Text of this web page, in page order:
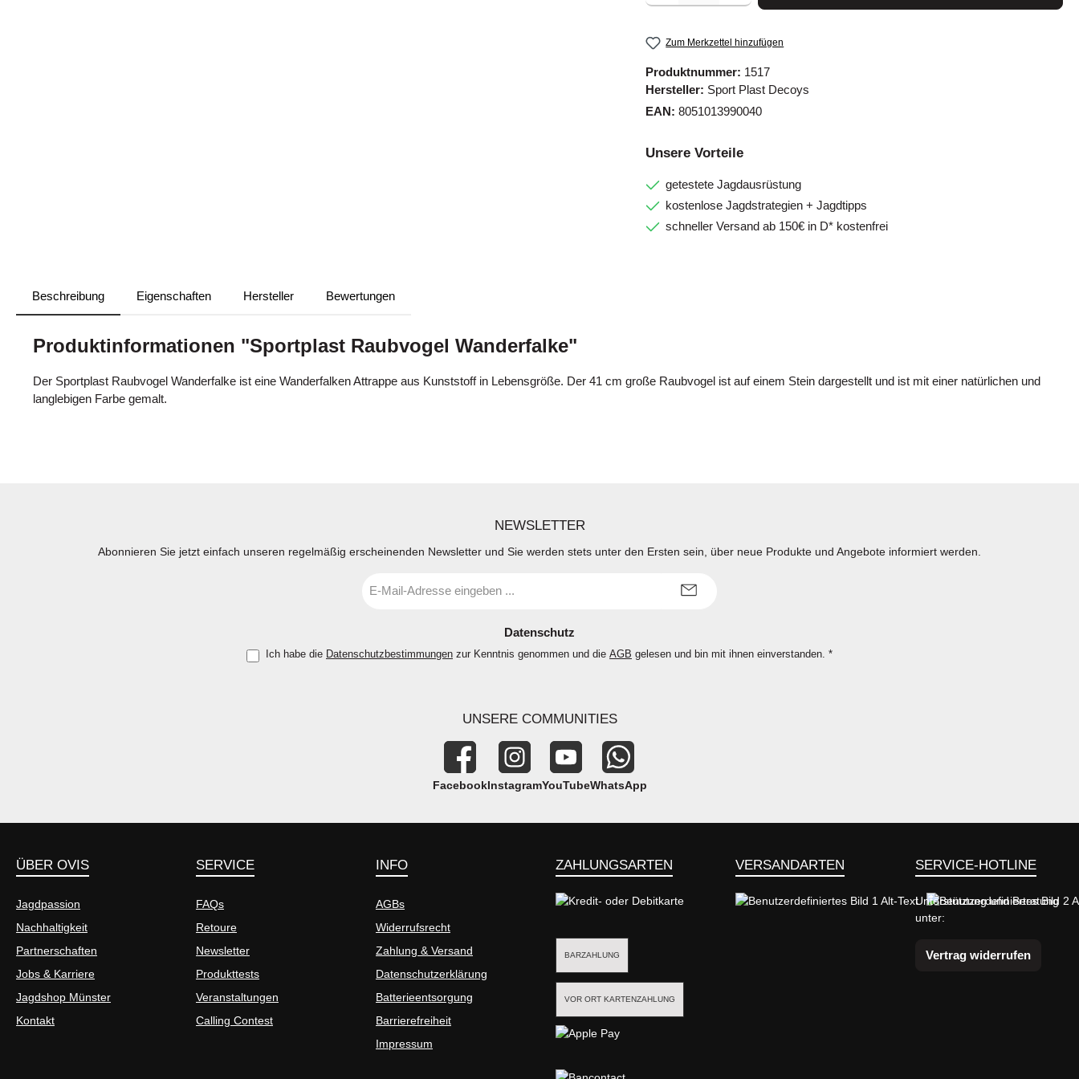
Zum Merkzettel hinzufügen
Produktnummer: 1517
Hersteller: Sport Plast Decoys
EAN: 8051013990040
Unsere Vorteile
getestete Jagdausrüstung
kostenlose Jagdstrategien + Jagdtipps
schneller Versand ab 150€ in D* kostenfrei
Beschreibung Eigenschaften Hersteller Bewertungen
Produktinformationen "Sportplast Raubvogel Wanderfalke"
Der Sportplast Raubvogel Wanderfalke ist eine Wanderfalken Attrappe aus Kunststoff in Lebensgröße. Der 41 cm große Raubvogel ist auf einem Stein dargestellt und ist mit einer natürlichen und
langlebigen Farbe gemalt.
NEWSLETTER
Abonnieren Sie jetzt einfach unseren regelmäßig erscheinenden Newsletter und Sie werden stets unter den Ersten sein, über neue Produkte und Angebote informiert werden.
Mail-
Datenschutz
Ich habe die Datenschutzbestimmungen zur Kenntnis genommen und die AGB gelesen und bin mit ihnen einverstanden. *
UNSERE COMMUNITIES
FacebookInstagramYouTubeWhatsApp
ÜBER OVIS
Jagdpassion
Nachhaltigkeit
Partnerschaften
Jobs & Karriere
Jagdshop Münster
Kontakt
SERVICE
FAQs
Retoure
Newsletter
Produkttests
Veranstaltungen
Calling Contest
INFO
AGBs
Widerrufsrecht
Zahlung & Versand
Datenschutzerklärung
Batterieentsorgung
Barrierefreiheit
Impressum
ZAHLUNGSARTEN
Kredit- oder Debitkarte
BARZAHLUNG
VOR ORT KARTENZAHLUNG
Apple Pay
VERSANDARTEN SERVICE-HOTLINE
Unterstützung und Beratung
unter:
Vertrag widerrufen